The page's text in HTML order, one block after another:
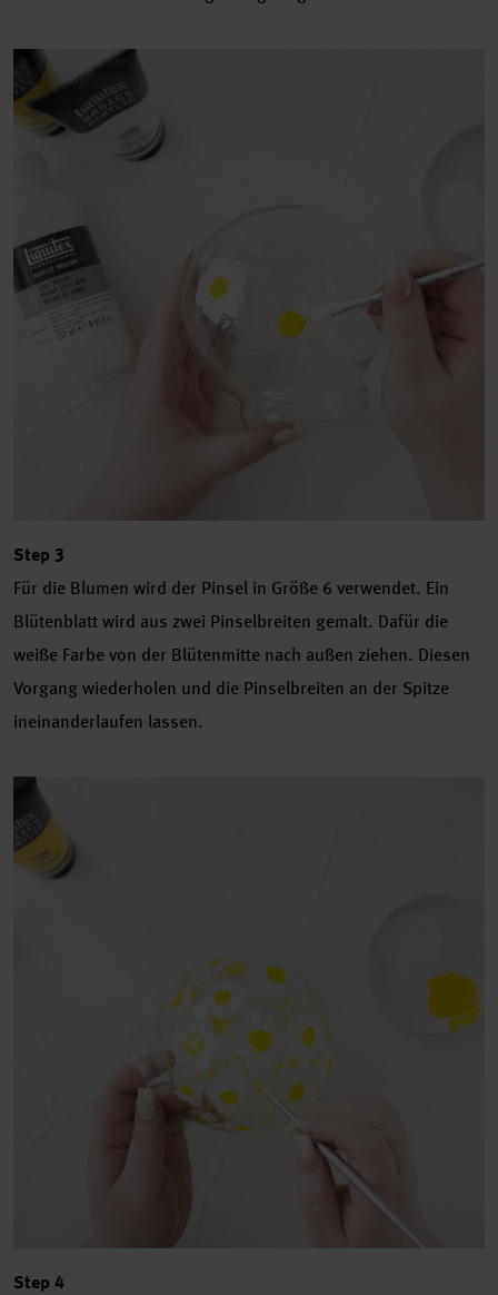
Step 3
Für die Blumen wird der Pinsel in Größe 6 verwendet. Ein
Blütenblatt wird aus zwei Pinselbreiten gemalt. Dafür die
weiße Farbe von der Blütenmitte nach außen ziehen. Diesen
Vorgang wiederholen und die Pinselbreiten an der Spitze
ineinanderlaufen lassen.
Step 4